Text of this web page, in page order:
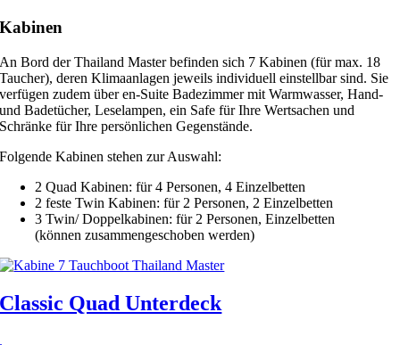
Kabinen
An Bord der Thailand Master befinden sich 7 Kabinen (für max. 18
Taucher), deren Klimaanlagen jeweils individuell einstellbar sind. Sie
verfügen zudem über en-Suite Badezimmer mit Warmwasser, Hand-
und Badetücher, Leselampen, ein Safe für Ihre Wertsachen und
Schränke für Ihre persönlichen Gegenstände.
Folgende Kabinen stehen zur Auswahl:
2 Quad Kabinen: für 4 Personen, 4 Einzelbetten
2 feste Twin Kabinen: für 2 Personen, 2 Einzelbetten
3 Twin/ Doppelkabinen: für 2 Personen, Einzelbetten
(können zusammengeschoben werden)
Classic Quad Unterdeck
.